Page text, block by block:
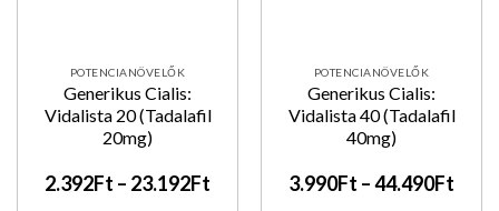
POTENCIANÖVELŐK
Generikus Cialis:
Vidalista 20 (Tadalafil
20mg)
2.392Ft – 23.192Ft
POTENCIANÖVELŐK
Generikus Cialis:
Vidalista 40 (Tadalafil
40mg)
3.990Ft –44.490Ft